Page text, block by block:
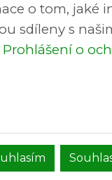
o tom, jaké
sdíleny s
Prohlášení o